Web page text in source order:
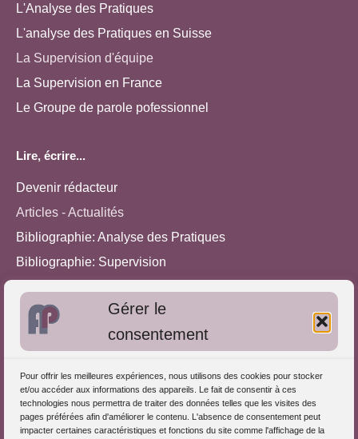
Gérer le
consentement
Pour offrir les meilleures expériences, nous utilisons des cookies pour stocker
et/ou accéder aux informations des appareils. Le fait de consentir à ces
technologies nous permettra de traiter des données telles que les visites des
pages préférées afin d'améliorer le contenu. L'absence de consentement peut
impacter certaines caractéristiques et fonctions du site comme l'affichage de la
L'Analyse des Pratiques
L'analyse des Pratiques en Suisse
La Supervision d'équipe
La Supervision en France
Le Groupe de parole pofessionnel
Lire, écrire...
Devenir rédacteur
Articles - Actualités
Bibliographie: Analyse des Pratiques
Bibliographie: Supervision
Approches de l'Analyse des pratiques
S'inscrire dans l'Annuaire
Publiez vos formations